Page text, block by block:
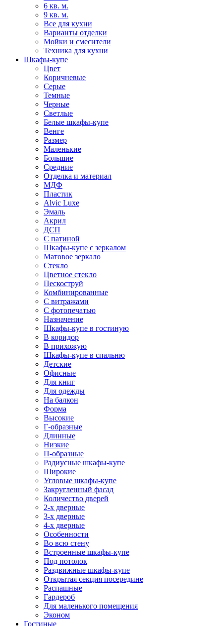
6 кв. м.
9 кв. м.
Все для кухни
Варианты отделки
Мойки и смесители
Техника для кухни
Шкафы-купе
Цвет
Коричневые
Серые
Темные
Черные
Светлые
Белые шкафы-купе
Венге
Размер
Маленькие
Большие
Средние
Отделка и материал
МДФ
Пластик
Alvic Luxe
Эмаль
Акрил
ДСП
С патиной
Шкафы-купе с зеркалом
Матовое зеркало
Стекло
Цветное стекло
Пескоструй
Комбинированные
С витражами
С фотопечатью
Назначение
Шкафы-купе в гостиную
В коридор
В прихожую
Шкафы-купе в спальню
Детские
Офисные
Для книг
Для одежды
На балкон
Форма
Высокие
Г-образные
Длинные
Низкие
П-образные
Радиусные шкафы-купе
Широкие
Угловые шкафы-купе
Закругленный фасад
Количество дверей
2-х дверные
3-х дверные
4-х дверные
Особенности
Во всю стену
Встроенные шкафы-купе
Под потолок
Раздвижные шкафы-купе
Открытая секция посередине
Распашные
Гардероб
Для маленького помещения
Эконом
Гостиные